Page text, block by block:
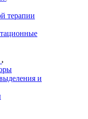
терапии
и